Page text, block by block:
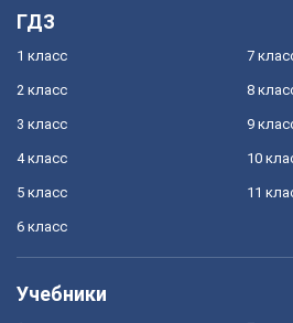
ГДЗ
1 класс
2 класс
3 класс
4 класс
5 класс
6 класс
7
8
9
10
11
Учебники